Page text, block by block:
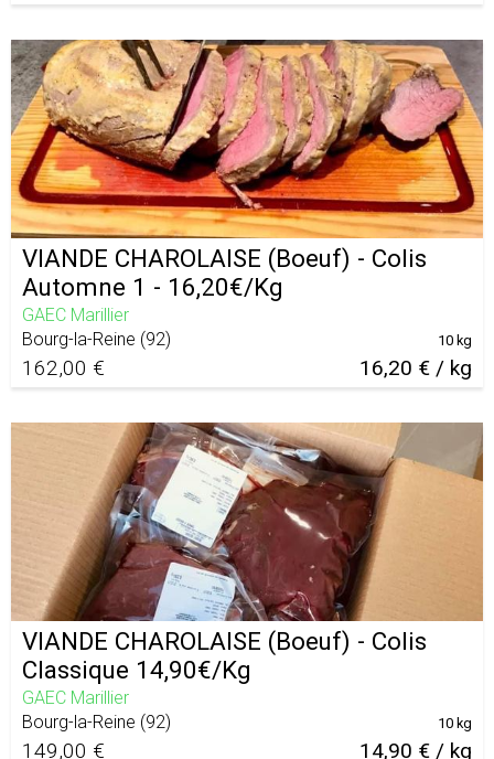
VIANDE CHAROLAISE (Boeuf) - Colis
Automne 1 - 16,20€/Kg
GAEC Marillier
Bourg-la-Reine (92)
162,00 € 16,20 € / kg
10 kg
VIANDE CHAROLAISE (Boeuf) - Colis
Classique 14,90€/Kg
GAEC Marillier
Bourg-la-Reine (92)
149,00 € 14,90 € / kg
10 kg